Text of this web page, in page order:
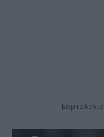
Εορτολόγιο